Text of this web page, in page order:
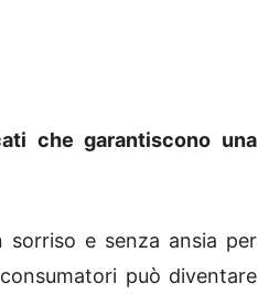
che garantiscono una
sorriso e senza ansia per
può diventare